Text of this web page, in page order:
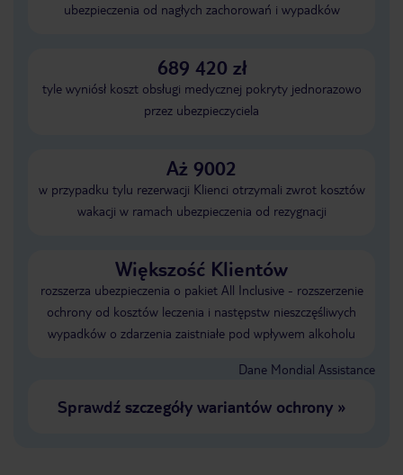
ubezpieczenia od nagłych zachorowań i wypadków
689 420 zł
tyle wyniósł koszt obsługi medycznej pokryty jednorazowo
przez ubezpieczyciela
Aż 9002
w przypadku tylu rezerwacji Klienci otrzymali zwrot kosztów
wakacji w ramach ubezpieczenia od rezygnacji
Większość Klientów
rozszerza ubezpieczenia o pakiet All Inclusive - rozszerzenie
ochrony od kosztów leczenia i następstw nieszczęśliwych
wypadków o zdarzenia zaistniałe pod wpływem alkoholu
Dane Mondial Assistance
Sprawdź szczegóły wariantów ochrony»